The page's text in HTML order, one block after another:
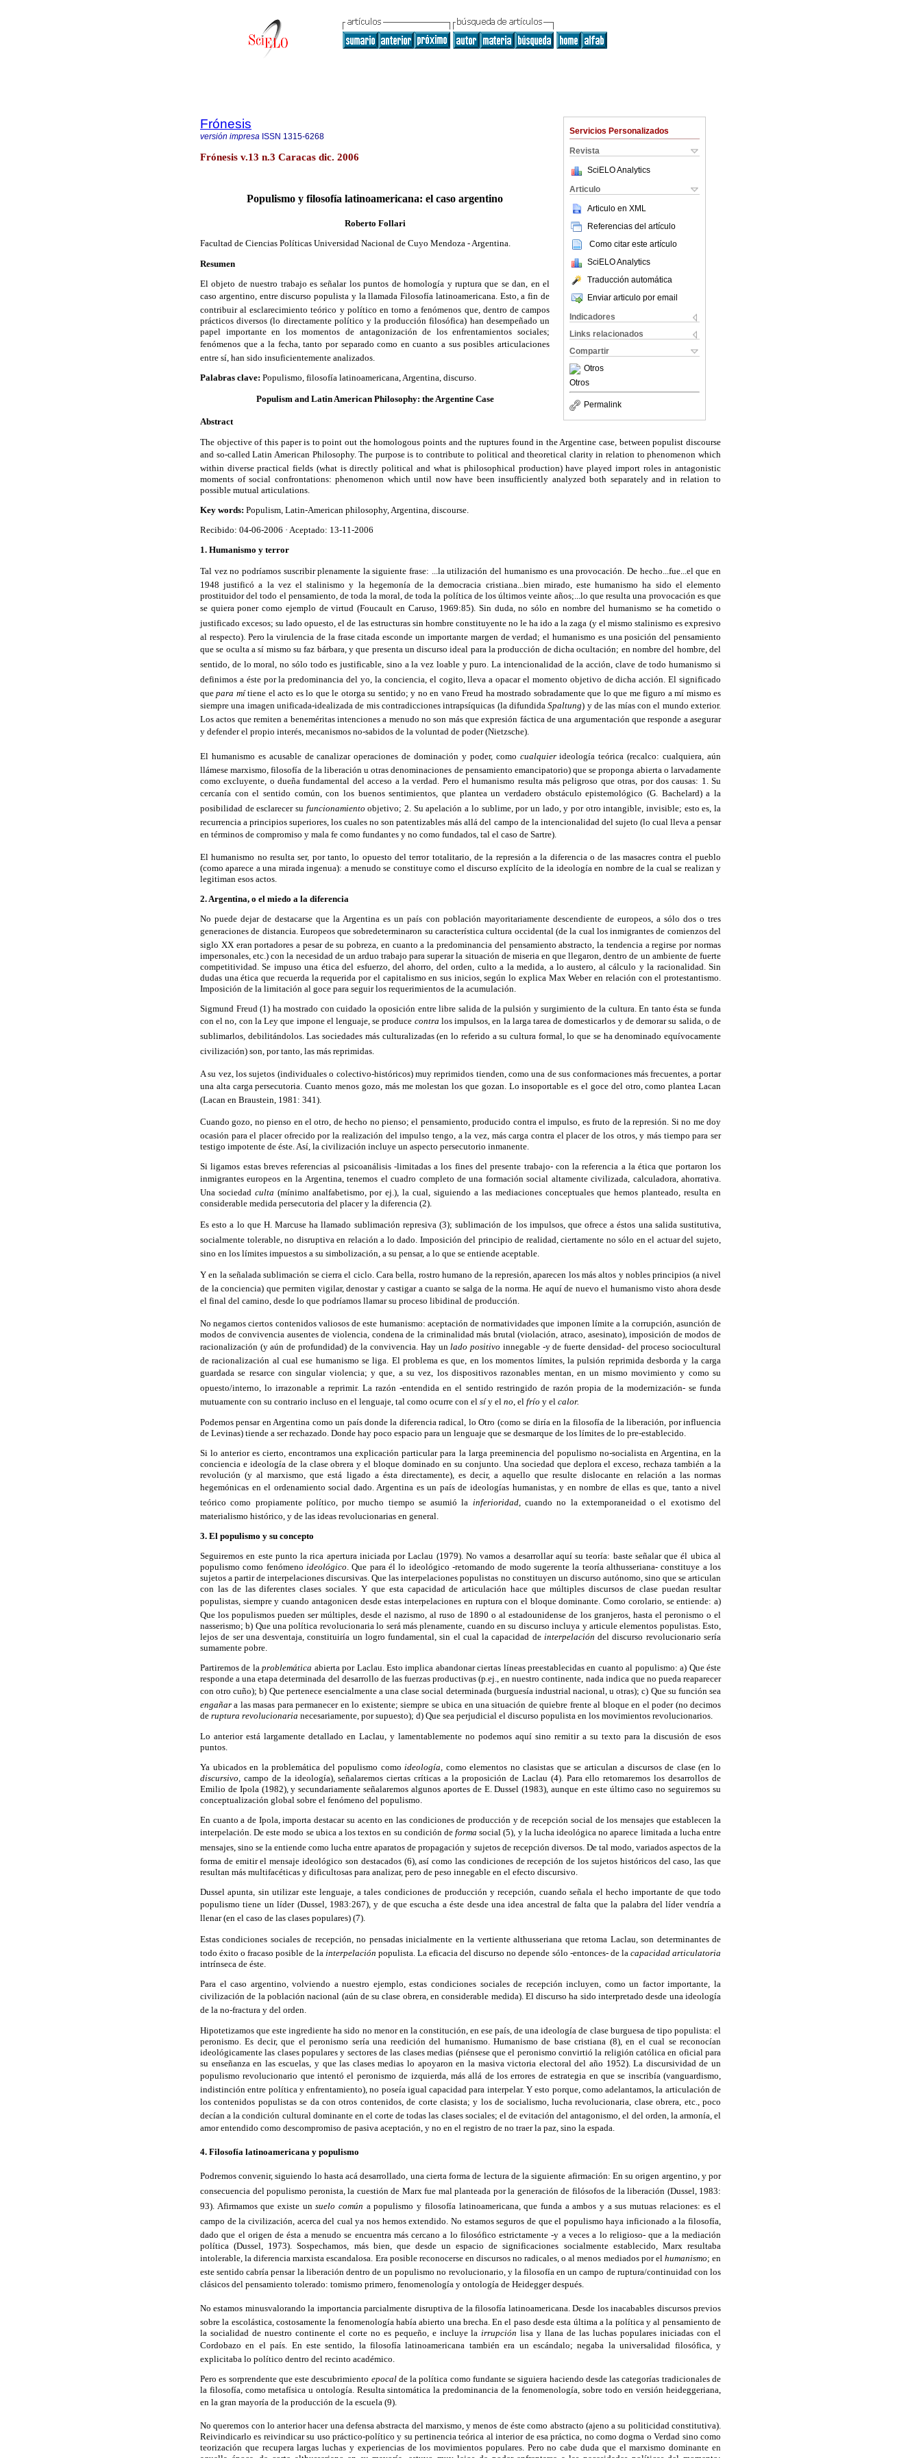
Servicios Personalizados
Revista
SciELO Analytics
Articulo
Articulo en XML
Referencias del artículo
Como citar este artículo
SciELO Analytics
Traducción automática
Enviar articulo por email
Indicadores
Links relacionados
Compartir
Otros
Otros
Permalink
Frónesis
versión impresa ISSN 1315-6268
Frónesis v.13 n.3 Caracas dic. 2006
Populismo y filosofía latinoamericana: el caso argentino
Roberto Follari
Facultad de Ciencias Políticas Universidad Nacional de Cuyo Mendoza - Argentina.
Resumen
El objeto de nuestro trabajo es señalar los puntos de homología y ruptura que se dan, en el
caso argentino, entre discurso populista y la llamada Filosofía latinoamericana. Esto, a fin de
contribuir al esclarecimiento teórico y político en torno a fenómenos que, dentro de campos
prácticos diversos (lo directamente político y la producción filosófica) han desempeñado un
papel importante en los momentos de antagonización de los enfrentamientos sociales;
fenómenos que a la fecha, tanto por separado como en cuanto a sus posibles articulaciones
entre sí, han sido insuficientemente analizados.
Palabras clave: Populismo, filosofía latinoamericana, Argentina, discurso.
Populism and Latin American Philosophy: the Argentine Case
Abstract
The objective of this paper is to point out the homologous points and the ruptures found in the Argentine case, between populist discourse
and so-called Latin American Philosophy. The purpose is to contribute to political and theoretical clarity in relation to phenomenon which
within diverse practical fields (what is directly political and what is philosophical production) have played import roles in antagonistic
moments of social confrontations: phenomenon which until now have been insufficiently analyzed both separately and in relation to
possible mutual articulations.
Key words: Populism, Latin-American philosophy, Argentina, discourse.
Recibido: 04-06-2006 · Aceptado: 13-11-2006
1. Humanismo y terror
Tal vez no podríamos suscribir plenamente la siguiente frase: ...la utilización del humanismo es una provocación. De hecho...fue...el que en
1948 justificó a la vez el stalinismo y la hegemonía de la democracia cristiana...bien mirado, este humanismo ha sido el elemento
prostituidor del todo el pensamiento, de toda la moral, de toda la política de los últimos veinte años;...lo que resulta una provocación es que
se quiera poner como ejemplo de virtud (Foucault en Caruso, 1969:85). Sin duda, no sólo en nombre del humanismo se ha cometido o
justificado excesos; su lado opuesto, el de las estructuras sin hombre constituyente no le ha ido a la zaga (y el mismo stalinismo es expresivo
al respecto). Pero la virulencia de la frase citada esconde un importante margen de verdad; el humanismo es una posición del pensamiento
que se oculta a sí mismo su faz bárbara, y que presenta un discurso ideal para la producción de dicha ocultación; en nombre del hombre, del
sentido, de lo moral, no sólo todo es justificable, sino a la vez loable y puro. La intencionalidad de la acción, clave de todo humanismo si
definimos a éste por la predominancia del yo, la conciencia, el cogito, lleva a opacar el momento objetivo de dicha acción. El significado
quepara mítiene el acto es lo que le otorga su sentido; y no en vano Freud ha mostrado sobradamente que lo que me figuro a mí mismo es
siempre una imagen unificada-idealizada de mis contradicciones intrapsíquicas (la difundidaSpaltung) y de las mías con el mundo exterior.
Los actos que remiten a beneméritas intenciones a menudo no son más que expresión fáctica de una argumentación que responde a asegurar
y defender el propio interés, mecanismos no-sabidos de la voluntad de poder (Nietzsche).
El humanismo es acusable de canalizar operaciones de dominación y poder, como cualquierideología teórica (recalco: cualquiera, aún
llámese marxismo, filosofía de la liberación u otras denominaciones de pensamiento emancipatorio) que se proponga abierta o larvadamente
como excluyente, o dueña fundamental del acceso a la verdad. Pero el humanismo resulta más peligroso que otras, por dos causas: 1. Su
cercanía con el sentido común, con los buenos sentimientos, que plantea un verdadero obstáculo epistemológico (G. Bachelard) a la
posibilidad de esclarecer su funcionamiento objetivo; 2. Su apelación a lo sublime, por un lado, y por otro intangible, invisible; esto es, la
recurrencia a principios superiores, los cuales no son patentizables más allá del campo de la intencionalidad del sujeto (lo cual lleva a pensar
en términos de compromiso y mala fe como fundantes y no como fundados, tal el caso de Sartre).
El humanismo no resulta ser, por tanto, lo opuesto del terror totalitario, de la represión a la diferencia o de las masacres contra el pueblo
(como aparece a una mirada ingenua): a menudo se constituye como el discurso explícito de la ideología en nombre de la cual se realizan y
legitiman esos actos.
2. Argentina, o el miedo a la diferencia
No puede dejar de destacarse que la Argentina es un país con población mayoritariamente descendiente de europeos, a sólo dos o tres
generaciones de distancia. Europeos que sobredeterminaron su característica cultura occidental (de la cual los inmigrantes de comienzos del
siglo XX eran portadores a pesar de su pobreza, en cuanto a la predominancia del pensamiento abstracto, la tendencia a regirse por normas
impersonales, etc.) con la necesidad de un arduo trabajo para superar la situación de miseria en que llegaron, dentro de un ambiente de fuerte
competitividad. Se impuso una ética del esfuerzo, del ahorro, del orden, culto a la medida, a lo austero, al cálculo y la racionalidad. Sin
dudas una ética que recuerda la requerida por el capitalismo en sus inicios, según lo explica Max Weber en relación con el protestantismo.
Imposición de la limitación al goce para seguir los requerimientos de la acumulación.
Sigmund Freud (1) ha mostrado con cuidado la oposición entre libre salida de la pulsión y surgimiento de la cultura. En tanto ésta se funda
con el no, con la Ley que impone el lenguaje, se produce contra los impulsos, en la larga tarea de domesticarlos y de demorar su salida, o de
sublimarlos, debilitándolos. Las sociedades más culturalizadas (en lo referido a su cultura formal, lo que se ha denominado equívocamente
civilización) son, por tanto, las más reprimidas.
A su vez, los sujetos (individuales o colectivo-históricos) muy reprimidos tienden, como una de sus conformaciones más frecuentes, a portar
una alta carga persecutoria. Cuanto menos gozo, más me molestan los que gozan. Lo insoportable es el goce del otro, como plantea Lacan
(Lacan en Braustein, 1981: 341).
Cuando gozo, no pienso en el otro, de hecho no pienso; el pensamiento, producido contra el impulso, es fruto de la represión. Si no me doy
ocasión para el placer ofrecido por la realización del impulso tengo, a la vez, más carga contra el placer de los otros, y más tiempo para ser
testigo impotente de éste. Así, la civilización incluye un aspecto persecutorio inmanente.
Si ligamos estas breves referencias al psicoanálisis -limitadas a los fines del presente trabajo- con la referencia a la ética que portaron los
inmigrantes europeos en la Argentina, tenemos el cuadro completo de una formación social altamente civilizada, calculadora, ahorrativa.
Una sociedad culta (mínimo analfabetismo, por ej.), la cual, siguiendo a las mediaciones conceptuales que hemos planteado, resulta en
considerable medida persecutoria del placer y la diferencia (2).
Es esto a lo que H. Marcuse ha llamado sublimación represiva (3); sublimación de los impulsos, que ofrece a éstos una salida sustitutiva,
socialmente tolerable, no disruptiva en relación a lo dado. Imposición del principio de realidad, ciertamente no sólo en el actuar del sujeto,
sino en los límites impuestos a su simbolización, a su pensar, a lo que se entiende aceptable.
Y en la señalada sublimación se cierra el ciclo. Cara bella, rostro humano de la represión, aparecen los más altos y nobles principios (a nivel
de la conciencia) que permiten vigilar, denostar y castigar a cuanto se salga de la norma. He aquí de nuevo el humanismo visto ahora desde
el final del camino, desde lo que podríamos llamar su proceso libidinal de producción.
No negamos ciertos contenidos valiosos de este humanismo: aceptación de normatividades que imponen límite a la corrupción, asunción de
modos de convivencia ausentes de violencia, condena de la criminalidad más brutal (violación, atraco, asesinato), imposición de modos de
racionalización (y aún de profundidad) de la convivencia. Hay unlado positivo innegable -y de fuerte densidad- del proceso sociocultural
de racionalización al cual ese humanismo se liga. El problema es que, en los momentos límites, la pulsión reprimida desborda y la carga
guardada se resarce con singular violencia; y que, a su vez, los dispositivos razonables mentan, en un mismo movimiento y como su
opuesto/interno, lo irrazonable a reprimir. La razón -entendida en el sentido restringido de razón propia de la modernización- se funda
mutuamente con su contrario incluso en el lenguaje, tal como ocurre con el síy el no, el frío y el calor.
Podemos pensar en Argentina como un país donde la diferencia radical, lo Otro (como se diría en la filosofía de la liberación, por influencia
de Levinas) tiende a ser rechazado. Donde hay poco espacio para un lenguaje que se desmarque de los límites de lo pre-establecido.
Si lo anterior es cierto, encontramos una explicación particular para la larga preeminencia del populismo no-socialista en Argentina, en la
conciencia e ideología de la clase obrera y el bloque dominado en su conjunto. Una sociedad que deplora el exceso, rechaza también a la
revolución (y al marxismo, que está ligado a ésta directamente), es decir, a aquello que resulte dislocante en relación a las normas
hegemónicas en el ordenamiento social dado. Argentina es un país de ideologías humanistas, y en nombre de ellas es que, tanto a nivel
teórico como propiamente político, por mucho tiempo se asumió la inferioridad, cuando no la extemporaneidad o el exotismo del
materialismo histórico, y de las ideas revolucionarias en general.
3. El populismo y su concepto
Seguiremos en este punto la rica apertura iniciada por Laclau (1979). No vamos a desarrollar aquí su teoría: baste señalar que él ubica al
populismo como fenómeno ideológico. Que para él lo ideológico -retomando de modo sugerente la teoría althusseriana- constituye a los
sujetos a partir de interpelaciones discursivas. Que las interpelaciones populistas no constituyen un discurso autónomo, sino que se articulan
con las de las diferentes clases sociales. Y que esta capacidad de articulación hace que múltiples discursos de clase puedan resultar
populistas, siempre y cuando antagonicen desde estas interpelaciones en ruptura con el bloque dominante. Como corolario, se entiende: a)
Que los populismos pueden ser múltiples, desde el nazismo, al ruso de 1890 o al estadounidense de los granjeros, hasta el peronismo o el
nasserismo; b) Que una política revolucionaria lo será más plenamente, cuando en su discurso incluya y articule elementos populistas. Esto,
lejos de ser una desventaja, constituiría un logro fundamental, sin el cual la capacidad de interpelación del discurso revolucionario sería
sumamente pobre.
Partiremos de laproblemática abierta por Laclau. Esto implica abandonar ciertas líneas preestablecidas en cuanto al populismo: a) Que éste
responde a una etapa determinada del desarrollo de las fuerzas productivas (p.ej., en nuestro continente, nada indica que no pueda reaparecer
con otro cuño); b) Que pertenece esencialmente a una clase social determinada (burguesía industrial nacional, u otras); c) Que su función sea
engañar a las masas para permanecer en lo existente; siempre se ubica en una situación de quiebre frente al bloque en el poder (no decimos
de ruptura revolucionaria necesariamente, por supuesto); d) Que sea perjudicial el discurso populista en los movimientos revolucionarios.
Lo anterior está largamente detallado en Laclau, y lamentablemente no podemos aquí sino remitir a su texto para la discusión de esos
puntos.
Ya ubicados en la problemática del populismo como ideología , como elementos no clasistas que se articulan a discursos de clase (en lo
discursivo , campo de la ideología), señalaremos ciertas críticas a la proposición de Laclau (4). Para ello retomaremos los desarrollos de
Emilio de Ipola (1982), y secundariamente señalaremos algunos aportes de E. Dussel (1983), aunque en este último caso no seguiremos su
conceptualización global sobre el fenómeno del populismo.
En cuanto a de Ipola, importa destacar su acento en las condiciones de producción y de recepción social de los mensajes que establecen la
interpelación. De este modo se ubica a los textos en su condición deforma social (5), y la lucha ideológica no aparece limitada a lucha entre
mensajes, sino se la entiende como lucha entre aparatos de propagación y sujetos de recepción diversos. De tal modo, variados aspectos de la
forma de emitir el mensaje ideológico son destacados (6), así como las condiciones de recepción de los sujetos históricos del caso, las que
resultan más multifacéticas y dificultosas para analizar, pero de peso innegable en el efecto discursivo.
Dussel apunta, sin utilizar este lenguaje, a tales condiciones de producción y recepción, cuando señala el hecho importante de que todo
populismo tiene un líder (Dussel, 1983:267), y de que escucha a éste desde una idea ancestral de falta que la palabra del líder vendría a
llenar (en el caso de las clases populares) (7).
Estas condiciones sociales de recepción, no pensadas inicialmente en la vertiente althusseriana que retoma Laclau, son determinantes de
todo éxito o fracaso posible de la interpelación populista. La eficacia del discurso no depende sólo -entonces- de la capacidad articulatoria
intrínseca de éste.
Para el caso argentino, volviendo a nuestro ejemplo, estas condiciones sociales de recepción incluyen, como un factor importante, la
civilización de la población nacional (aún de su clase obrera, en considerable medida). El discurso ha sido interpretado desde una ideología
de la no-fractura y del orden.
Hipotetizamos que este ingrediente ha sido no menor en la constitución, en ese país, de una ideología de clase burguesa de tipo populista: el
peronismo. Es decir, que el peronismo sería una reedición del humanismo. Humanismo de base cristiana (8), en el cual se reconocían
ideológicamente las clases populares y sectores de las clases medias (piénsese que el peronismo convirtió la religión católica en oficial para
su enseñanza en las escuelas, y que las clases medias lo apoyaron en la masiva victoria electoral del año 1952). La discursividad de un
populismo revolucionario que intentó el peronismo de izquierda, más allá de los errores de estrategia en que se inscribía (vanguardismo,
indistinción entre política y enfrentamiento), no poseía igual capacidad para interpelar. Y esto porque, como adelantamos, la articulación de
los contenidos populistas se da con otros contenidos, de corte clasista; y los de socialismo, lucha revolucionaria, clase obrera, etc., poco
decían a la condición cultural dominante en el corte de todas las clases sociales; el de evitación del antagonismo, el del orden, la armonía, el
amor entendido como descompromiso de pasiva aceptación, y no en el registro de no traer la paz, sino la espada.
4. Filosofía latinoamericana y populismo
Podremos convenir, siguiendo lo hasta acá desarrollado, una cierta forma de lectura de la siguiente afirmación: En su origen argentino, y por
consecuencia del populismo peronista, la cuestión de Marx fue mal planteada por la generación de filósofos de la liberación (Dussel, 1983:
93). Afirmamos que existe unsuelo común a populismo y filosofía latinoamericana, que funda a ambos y a sus mutuas relaciones: es el
campo de la civilización, acerca del cual ya nos hemos extendido. No estamos seguros de que el populismo haya inficionado a la filosofía,
dado que el origen de ésta a menudo se encuentra más cercano a lo filosófico estrictamente -y a veces a lo religioso- que a la mediación
política (Dussel, 1973). Sospechamos, más bien, que desde un espacio de significaciones socialmente establecido, Marx resultaba
intolerable, la diferencia marxista escandalosa. Era posible reconocerse en discursos no radicales, o al menos mediados por el humanismo; en
este sentido cabría pensar la liberación dentro de un populismo no revolucionario, y la filosofía en un campo de ruptura/continuidad con los
clásicos del pensamiento tolerado: tomismo primero, fenomenología y ontología de Heidegger después.
No estamos minusvalorando la importancia parcialmente disruptiva de la filosofía latinoamericana. Desde los inacabables discursos previos
sobre la escolástica, costosamente la fenomenología había abierto una brecha. En el paso desde esta última a la política y al pensamiento de
la socialidad de nuestro continente el corte no es pequeño, e incluye lairrupción lisa y llana de las luchas populares iniciadas con el
Cordobazo en el país. En este sentido, la filosofía latinoamericana también era un escándalo; negaba la universalidad filosófica, y
explicitaba lo político dentro del recinto académico.
Pero es sorprendente que este descubrimiento epocalde la política como fundante se siguiera haciendo desde las categorías tradicionales de
la filosofía, como metafísica u ontología. Resulta sintomática la predominancia de la fenomenología, sobre todo en versión heideggeriana,
en la gran mayoría de la producción de la escuela (9).
No queremos con lo anterior hacer una defensa abstracta del marxismo, y menos de éste como abstracto (ajeno a su politicidad constitutiva).
Reivindicarlo es reivindicar su uso práctico-político y su pertinencia teórica al interior de esa práctica, no como dogma o Verdad sino como
teorización que recupera largas luchas y experiencias de los movimientos populares. Pero no cabe duda que el marxismo dominante en